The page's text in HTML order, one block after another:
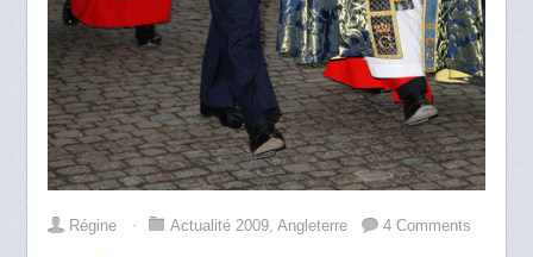
Régine ⋅ Actualité 2009, Angleterre 4 Comments